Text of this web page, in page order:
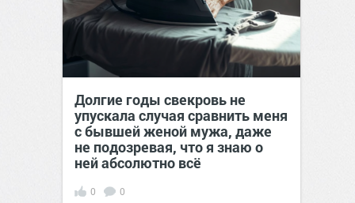
Долгие годы свекровь не
упускала случая сравнить меня
с бывшей женой мужа, даже
не подозревая, что я знаю о
ней абсолютно всё
0 0